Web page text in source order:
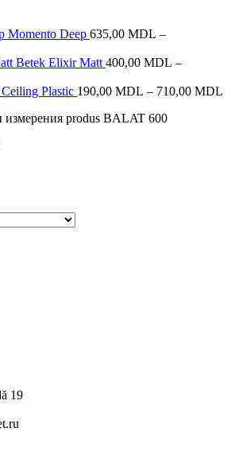
Momento Deep 635,00 MDL –
MDL
Betek Elixir Matt 400,00 MDL –
MDL
Ceiling Plastic 190,00 MDL – 710,00 MDL
produs BALAT 600
19